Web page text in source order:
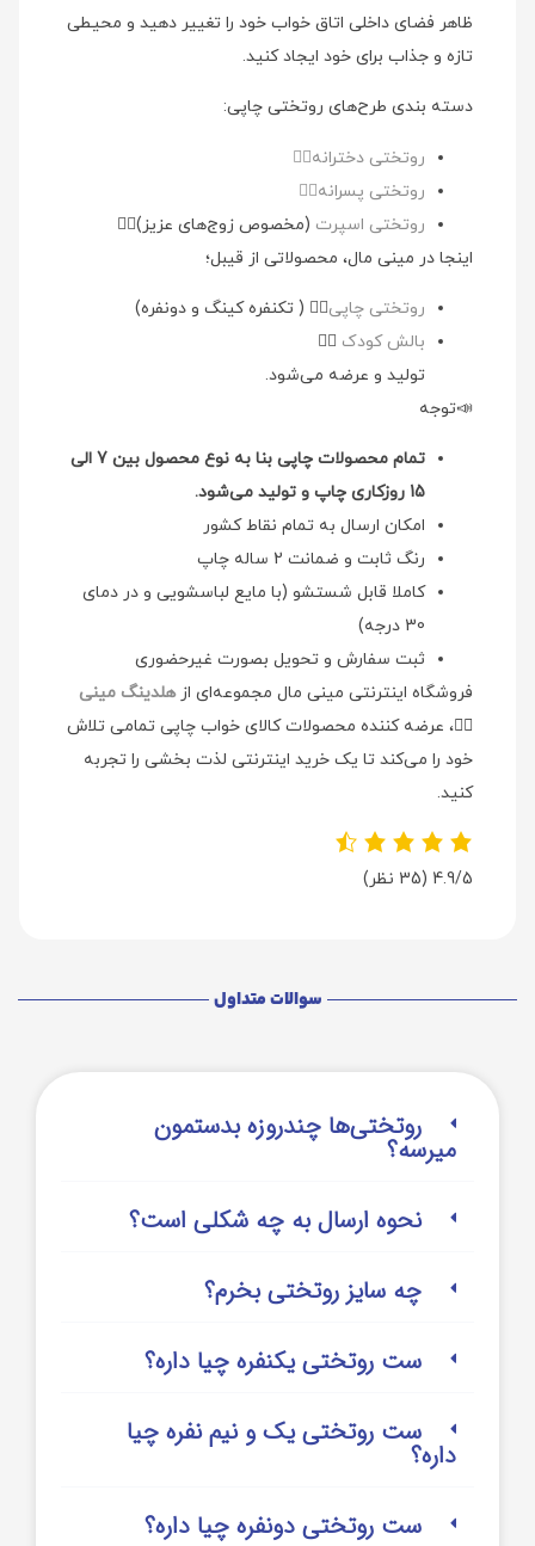
ظاهر فضای داخلی اتاق خواب خود را تغییر دهید و محیطی
تازه و جذاب برای خود ایجاد کنید.
دسته بندی طرح‌های روتختی چاپی:
روتختی دخترانه👉🏻
روتختی پسرانه👉🏻
روتختی اسپرت (مخصوص زوج‌های عزیز)👉🏻
اینجا در مینی مال، محصولاتی از قیبل؛
روتختی چاپی👉🏻 ( تکنفره کینگ و دونفره)
بالش کودک 👉🏻
تولید و عرضه می‌شود.
📣توجه
تمام محصولات چاپی بنا به نوع محصول بین 7 الی
15 روزکاری چاپ و تولید می‌شود.
امکان ارسال به تمام نقاط کشور
رنگ ثابت و ضمانت 2 ساله چاپ
کاملا قابل شستشو (با مایع لباسشویی و در دمای
30 درجه)
ثبت سفارش و تحویل بصورت غیرحضوری
فروشگاه اینترنتی مینی مال مجموعه‌ای ازهلدینگ مینی
👉🏻، عرضه کننده محصولات کالای خواب چاپی تمامی تلاش
خود را می‌کند تا یک خرید اینترنتی لذت بخشی را تجربه
کنید.
4.9/5 (35 نظر)
سوالات متداول
روتختی‌‌ها چندروزه بدستمون
میرسه؟
نحوه ارسال به چه شکلی است؟
چه سایز روتختی بخرم؟
ست روتختی یکنفره چیا داره؟
ست روتختی یک و نیم نفره چیا
داره؟
ست روتختی دونفره چیا داره؟